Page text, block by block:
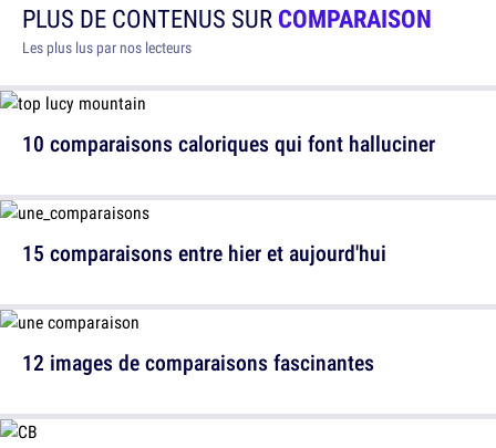
PLUS DE CONTENUS SURCOMPARAISON
Les plus lus par nos lecteurs
15 comparaisons entre hier et aujourd'hui
10 comparaisons caloriques qui font halluciner
12 images de comparaisons fascinantes